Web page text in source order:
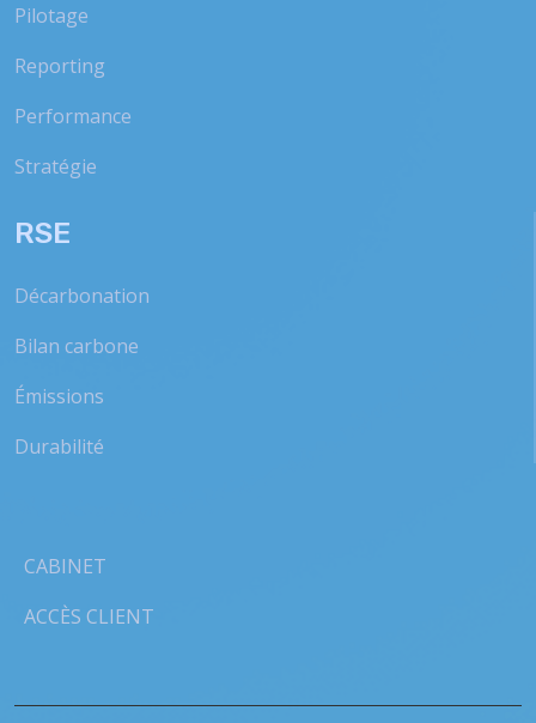
Pilotage
Reporting
Performance
Stratégie
RSE
Décarbonation
Bilan carbone
Émissions
Durabilité
CABINET
ACCÈS CLIENT